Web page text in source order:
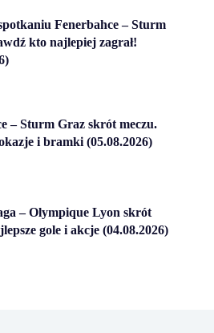
Fenerbahce – Sturm
kto najlepiej zagrał!
– Sturm Graz skrót meczu.
i bramki (05.08.2026)
– Olympique Lyon skrót
gole i akcje (04.08.2026)